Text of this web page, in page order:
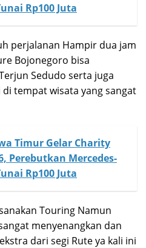
Rp100 Juta
perjalanan Hampir dua jam
Bojonegoro bisa
Sedudo serta juga
tempat wisata yang sangat
Timur Gelar Charity
Perebutkan Mercedes-
Rp100 Juta
Touring Namun
menyenangkan dan
dari segi Rute ya kali ini